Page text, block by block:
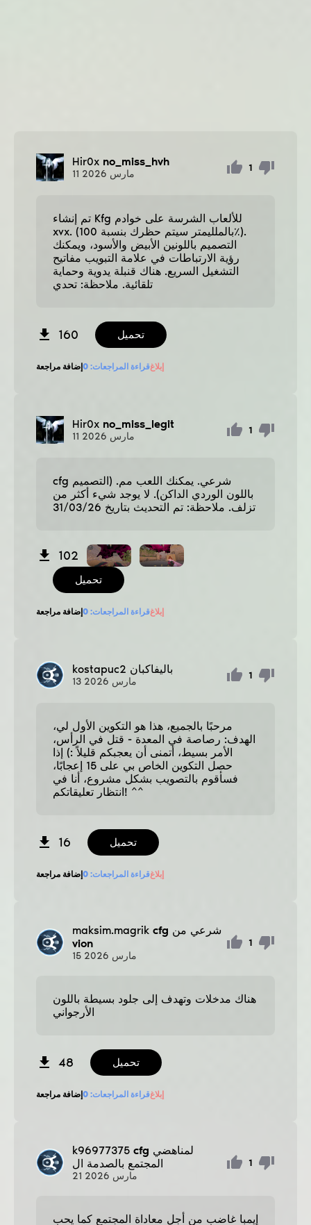
Hir0x no_miss_hvh
11 مارس
1
تم إنشاء Kfg للألعاب الشرسة على خوادم
xvx. (بالملليمتر سيتم حظرك بنسبة 100٪).
التصميم باللونين الأبيض والأسود، ويمكنك
رؤية الارتباطات في علامة التبويب مفاتيح
التشغيل السريع. هناك قنبلة يدوية وحماية
تلقائية. ملاحظة: تحدي
160 تحميل
إضافة مراجعة قراءة المراجعات: 0 إبلاغ
Hir0x no_miss_legit
11 مارس
1
cfg شرعي. يمكنك اللعب مم. (التصميم
باللون الوردي الداكن). لا يوجد شيء أكثر من
تزلف. ملاحظة: تم التحديث بتاريخ 31/03/26
102
تحميل
إضافة مراجعة قراءة المراجعات: 0 إبلاغ
kostapuc2 باليفاكبان
13 مارس
1
مرحبًا بالجميع، هذا هو التكوين الأول لي،
الهدف: رصاصة في المعدة - قتل في الرأس،
الأمر بسيط، أتمنى أن يعجبكم قليلاً :) إذا
حصل التكوين الخاص بي على 15 إعجابًا،
فسأقوم بالتصويب بشكل مشروع، أنا في
انتظار تعليقاتكم! ^^
16 تحميل
إضافة مراجعة قراءة المراجعات: 0 إبلاغ
maksim.magrik cfg شرعي من
vion
15 مارس
1
هناك مدخلات وتهدف إلى جلود بسيطة باللون
الأرجواني
48 تحميل
إضافة مراجعة قراءة المراجعات: 0 إبلاغ
k96977375 cfg لمناهضي
المجتمع بالصدمة ال
21 مارس
1
إيمبا غاضب من أجل معاداة المجتمع كما يحب